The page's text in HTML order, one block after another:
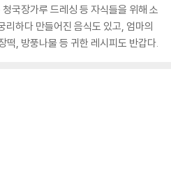
국장가루 드레싱 등 자식들을 위해 소
리하다 만들어진 음식도 있고, 엄마의
떡, 방풍나물 등 귀한 레시피도 반갑다.